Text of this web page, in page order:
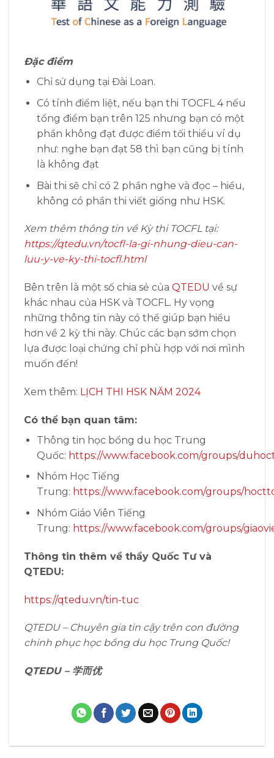
Đặc điểm
Chỉ sử dụng tại Đài Loan.
Có tính điểm liệt, nếu bạn thi TOCFL 4 nếu
tổng điểm bạn trên 125 nhưng bạn có một
phần không đạt được điểm tối thiểu ví dụ
như: nghe bạn đạt 58 thì bạn cũng bị tính
là không đạt
Bài thi sẽ chỉ có 2 phần nghe và đọc – hiểu,
không có phần thi viết giống như HSK.
Xem thêm thông tin về Kỳ thi TOCFL tại:
https://qtedu.vn/tocfl-la-gi-nhung-dieu-can-
luu-y-ve-ky-thi-tocfl.html
Bên trên là một số chia sẻ của QTEDU về sự
khác nhau của HSK và TOCFL. Hy vọng
những thông tin này có thể giúp bạn hiểu
hơn về 2 kỳ thi này. Chúc các bạn sớm chọn
lựa được loại chứng chỉ phù hợp với nơi mình
muốn đến!
Xem thêm: LỊCH THI HSK NĂM 2024
Có thể bạn quan tâm:
Thông tin học bổng du học Trung
Quốc: https://www.facebook.com/groups/
Nhóm Học Tiếng
Trung: https://www.facebook.com/groups/
Nhóm Giáo Viên Tiếng
Trung: https://www.facebook.com/groups/
Thông tin thêm về thầy Quốc Tư và
QTEDU:
https://qtedu.vn/tin-tuc
QTEDU – Chuyên gia tin cậy trên con đường
chinh phục học bổng du học Trung Quốc!
QTEDU – 学而优